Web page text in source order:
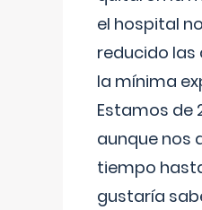
el hospital
reducido las
la mínima
Estamos de
aunque nos
tiempo
gustaría